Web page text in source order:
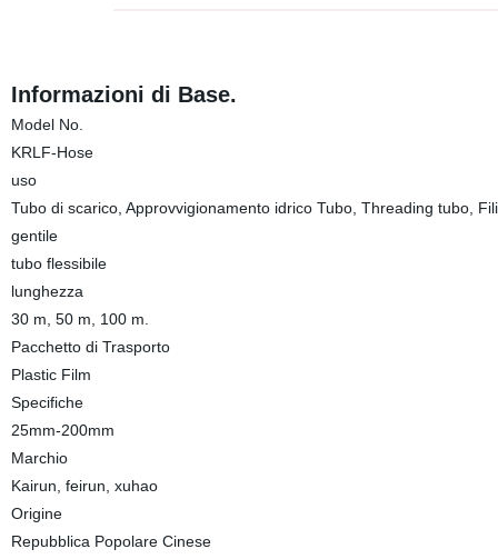
Informazioni di Base.
Model No.
KRLF-Hose
uso
Tubo di scarico, Approvvigionamento idrico Tubo, Threading tubo,
gentile
tubo flessibile
lunghezza
30 m, 50 m, 100 m.
Pacchetto di Trasporto
Plastic Film
Specifiche
25mm-200mm
Marchio
Kairun, feirun, xuhao
Origine
Repubblica Popolare Cinese